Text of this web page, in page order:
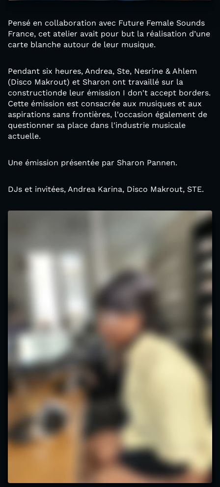
Pensé en collaboration avec Future Female Sounds
France, cet atelier avait pour but la réalisation d’une
carte blanche autour de leur musique.
Pendant six heures, Andrea, Ste, Nesrine & Ahlem
(Disco Makrout) et Sharon ont travaillé sur la
constructionde leur émission I don't accept borders.
Cette émission est consacrée aux musiques et aux
aspirations sans frontières, l'occasion également de
questionner sa place dans l'industrie musicale
actuelle.
Une émission présentée par Sharon Pannen.
DJs et invitées, Andrea Karina, Disco Makrout, STE.